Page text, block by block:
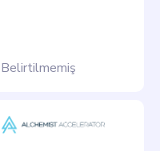
Belirtilmemiş